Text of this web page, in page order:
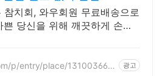
참치회, 와우회원 무료배송으로
당신을 위해 깨끗하게 손질
p/entry/place/131003660
광고